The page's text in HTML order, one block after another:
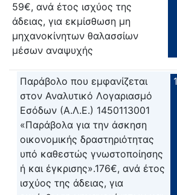
59€, ανά έτος ισχύος της
άδειας, για εκμίσθωση μη
μηχανοκίνητων θαλασσίων
μέσων αναψυχής
Παράβολο που εμφανίζεται
στον Αναλυτικό Λογαριασμό
Εσόδων (Α.Λ.Ε.) 1450113001
«Παράβολα για την άσκηση
οικονομικής δραστηριότητας
υπό καθεστώς γνωστοποίησης
ή και έγκρισης».176€, ανά έτος
ισχύος της άδειας, για